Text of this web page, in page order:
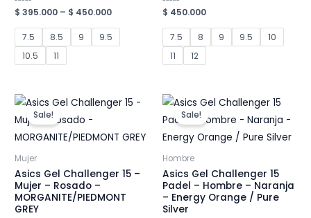
Valorado
en
de
$ 395.000 – $ 450.000
7.5 8.5 9
9.5
10.5
11
Valorado
en
$ 450.000
7.5 8 9 9.5
10
11
12
Sale!
Mujer
Asics Gel Challenger 15 –
Mujer – Rosado –
MORGANITE/PIEDMONT
GREY
Sale!
Hombre
Asics Gel Challenger 15
Padel – Hombre – Naranja
– Energy Orange / Pure
Silver